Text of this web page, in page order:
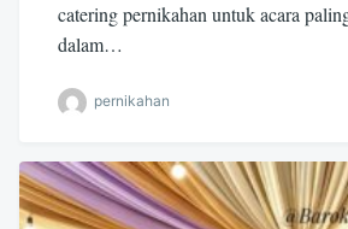
catering pernikahan untuk acara
dalam…
pernikahan